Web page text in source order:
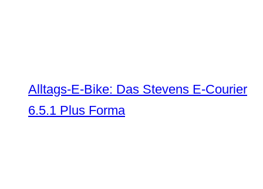
Alltags-E-Bike: Das Stevens E-Courier
6.5.1 Plus Forma